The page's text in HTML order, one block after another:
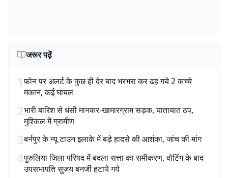
जरूर पढ़ें
1फोन पर अलर्ट के कुछ ही देर बाद भरभरा कर ढह गये 2 कच्चे
मकान, कई घायल
2भारी बारिश से धंसी मानकर-खामारग्राम सड़क, यातायात ठप,
मुश्किल में ग्रामीण
3बर्नपुर के न्यू टाउन इलाके में बड़े हादसे की आशंका, जांच की मांग
4पुरुलिया जिला परिषद में बदला सत्ता का समीकरण, वोटिंग के बाद
उपसभापति सुजय बनर्जी हटाये गये